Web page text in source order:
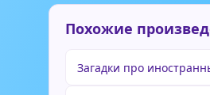
Похожие
Загадки про